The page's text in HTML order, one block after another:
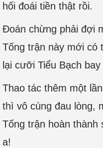
hối đoái tiền thật rồi.
Đoán chừng phải đợi
Tống trận này mới có
lại cưỡi Tiểu Bạch
Thao tác thêm một
thì vô cùng đau lòng,
Tống trận hoàn thành
a!